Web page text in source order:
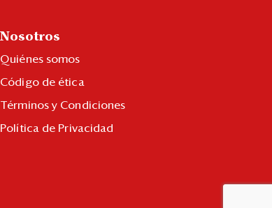
Nosotros
Quiénes somos
Código de ética
Términos y Condiciones
Política de Privacidad